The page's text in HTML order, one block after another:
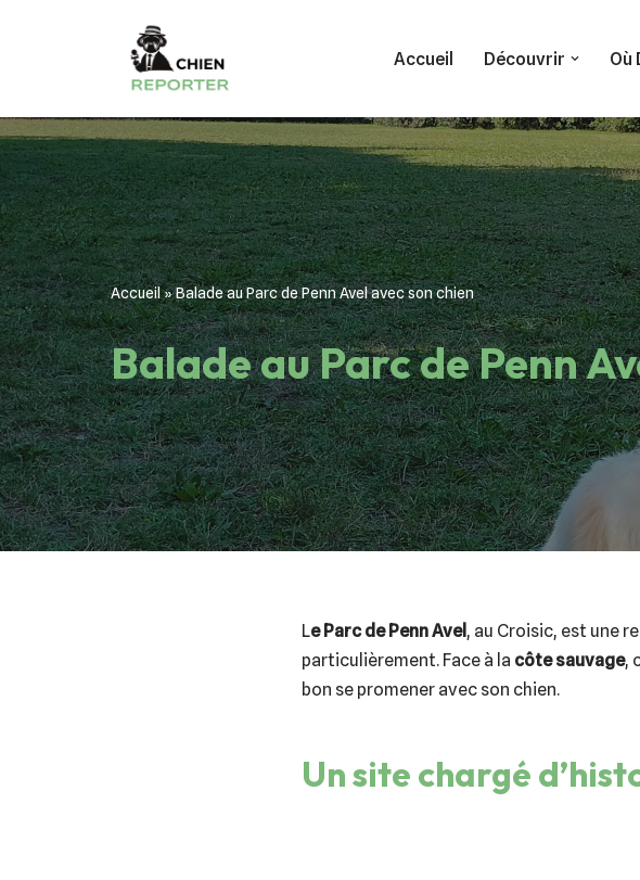
contenu
Accueil Découvrir Où
Accueil»Balade au Parc de Penn Avel avec son chien
Balade au Parc de Penn
Le Parc de Penn Avel , au Croisic, est une
particulièrement. Face à la côte sauvage,
bon se promener avec son chien.
Un site chargé